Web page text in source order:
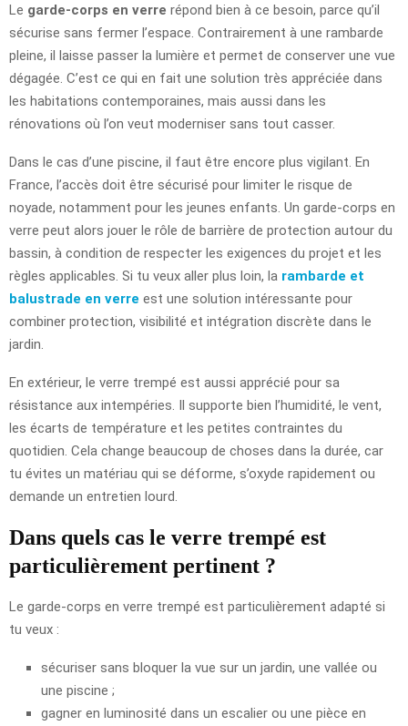
Le garde-corps en verre répond bien à ce besoin, parce qu’il
sécurise sans fermer l’espace. Contrairement à une rambarde
pleine, il laisse passer la lumière et permet de conserver une vue
dégagée. C’est ce qui en fait une solution très appréciée dans
les habitations contemporaines, mais aussi dans les
rénovations où l’on veut moderniser sans tout casser.
Dans le cas d’une piscine, il faut être encore plus vigilant. En
France, l’accès doit être sécurisé pour limiter le risque de
noyade, notamment pour les jeunes enfants. Un garde-corps en
verre peut alors jouer le rôle de barrière de protection autour du
bassin, à condition de respecter les exigences du projet et les
règles applicables. Si tu veux aller plus loin, la rambarde et
balustrade en verre est une solution intéressante pour
combiner protection, visibilité et intégration discrète dans le
jardin.
En extérieur, le verre trempé est aussi apprécié pour sa
résistance aux intempéries. Il supporte bien l’humidité, le vent,
les écarts de température et les petites contraintes du
quotidien. Cela change beaucoup de choses dans la durée, car
tu évites un matériau qui se déforme, s’oxyde rapidement ou
demande un entretien lourd.
Dans quels cas le verre trempé est
particulièrement pertinent ?
Le garde-corps en verre trempé est particulièrement adapté si
tu veux :
sécuriser sans bloquer la vue sur un jardin, une vallée ou
une piscine ;
gagner en luminosité dans un escalier ou une pièce en